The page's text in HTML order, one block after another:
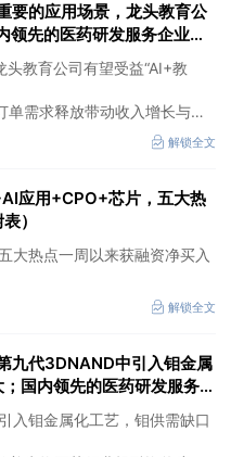
要的应用场景，龙头教育公
领先的医药研发服务企业，
亏，盈利能力拐点明确
教育公司有望受益“AI+教
需求释放带动收入增长与业
解锁全文
应用+CPO+芯片，五大热
）
大热点一周以来获融资净买入
解锁全文
九代3DNAND中引入钼金属
国内领先的医药研发服务企
稳回暖，后续实验室业务的
钼金属化工艺，钼供需缺口